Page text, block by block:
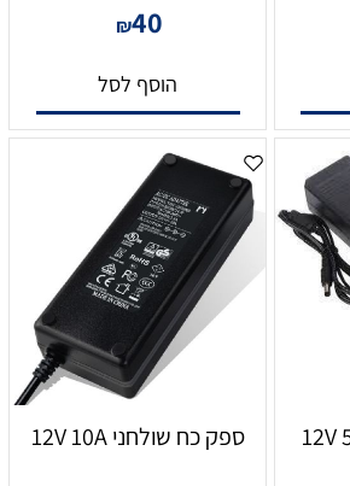
₪40
הוסף לסל
ספק כח שולחני 12V 10A